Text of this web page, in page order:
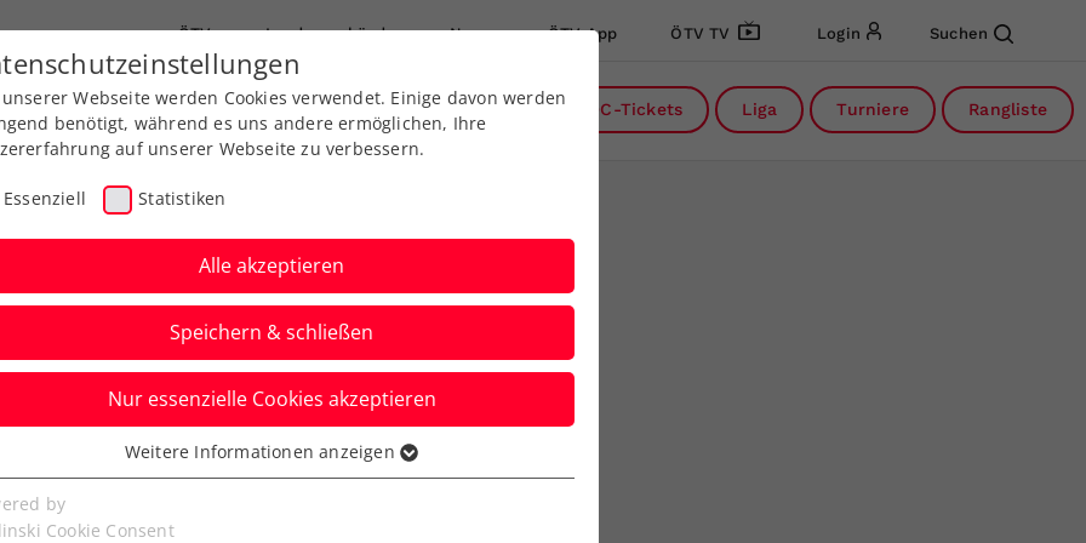
ÖTV Landesverbände News ÖTV App ÖTV TV Login Suchen
Ausbildung Services Über uns DC-Tickets Liga Turniere Rangliste
Thiem in der
Jungstar Rune
Webseite werden Cookies verwendet. Einige davon werden
benötigt, während es uns andere ermöglichen, Ihre
auf unserer Webseite zu verbessern.
Essenziell Statistiken
Alle akzeptieren
Speichern & schließen
Nur essenzielle Cookies akzeptieren
Cookies werden für grundlegende Funktionen der
benötigt. Dadurch ist gewährleistet, dass die Webseite
Weitere Informationen anzeigen
by
Cookie Consent